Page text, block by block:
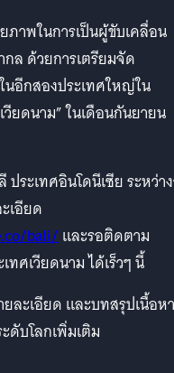
าพในการเป็นผู้ขับเคลื่อน
กล ด้วยการเตรียมจัด
นอีกสองประเทศใหญ่ใน
วียดนาม” ในเดือนกันยายน
ระเทศอินโดนีเซีย ระหว่า
เอียด
bali/และรอติดตาม
ทศเวียดนาม ได้เร็วๆ นี้
ละเอียด และบทสรุปเนื้อหา
ดับโลกเพิ่มเติม